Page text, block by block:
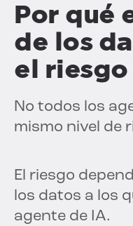
Por qué
de los
el riesgo
No todos los
mismo nivel de
El riesgo
los datos a los
agente de IA.